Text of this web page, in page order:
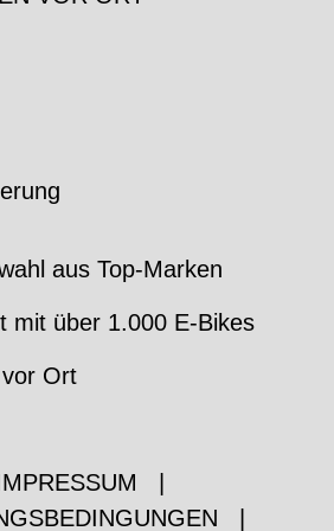
aus Top-Marken
mit über 1.000 E-Bikes
Ort